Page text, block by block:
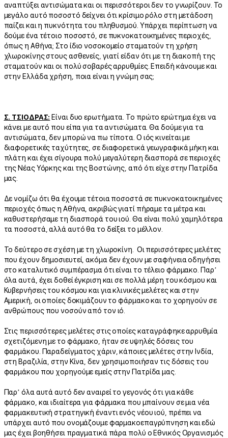
αναπτύξει αντισώματα και οι περισσότεροι δεν το γνωρίζουν. Το
μεγάλο αυτό ποσοστό δείχνει ότι κρίσιμο ρόλο στη μετάδοση
παίζει και η πυκνότητα του πληθυσμού. Υπάρχει περίπτωση να
δούμε ένα τέτοιο ποσοστό, σε πυκνοκατοικημένες περιοχές,
όπως η Αθήνα; Στο ίδιο νοσοκομείο σταματούν τη χρήση
χλωροκίνης στους ασθενείς, γιατί είδαν ότι με τη διακοπή της
σταματούν και οι πολύ σοβαρές αρρυθμίες. Επειδή κάνουμε και
στην Ελλάδα χρήση, ποια είναι η γνώμη σας;
Σ. ΤΣΙΟΔΡΑΣ: Είναι δυο ερωτήματα. Το πρώτο ερώτημα έχει να
κάνει με αυτό που είπα για τα αντισώματα. Θα δούμε για τα
αντισώματα, δεν μπορώ να πω τίποτα. Ο ιός κινείται με
διαφορετικές ταχύτητες, σε διαφορετικά γεωγραφικά μήκη και
πλάτη και έχει σίγουρα πολύ μεγαλύτερη διασπορά σε περιοχές
της Νέας Υόρκης και της Βοστώνης, από ότι είχε στην Πατρίδα
μας.
Δε νομίζω ότι θα έχουμε τέτοια ποσοστά σε πυκνοκατοικημένες
περιοχές όπως η Αθήνα, ακριβώς γιατί πήραμε τα μέτρα και
καθυστερήσαμε τη διασπορά του ιού. Θα είναι πολύ χαμηλότερα
τα ποσοστά, αλλά αυτό θα το δείξει το μέλλον.
Το δεύτερο σε σχέση με τη χλωροκίνη. Οι περισσότερες μελέτες
που έχουν δημοσιευτεί, ακόμα δεν έχουν με σαφήνεια οδηγήσει
στο καταλυτικό συμπέρασμα ότι είναι το τέλειο φάρμακο. Παρ’
όλα αυτά, έχει δοθεί έγκριση και σε πολλά μέρη του κόσμου και
Κυβερνήσεις του κόσμου και για κλινικές μελέτες και στην
Αμερική, οι οποίες δοκιμάζουν το φάρμακο και το χορηγούν σε
ανθρώπους που νοσούν από τον ιό.
Στις περισσότερες μελέτες στις οποίες καταγράφηκε αρρυθμία
σχετιζόμενη με το φάρμακο, ήταν σε υψηλές δόσεις του
φαρμάκου. Παραδείγματος χάριν, κάποιες μελέτες στην Ινδία,
στη Βραζιλία, στην Κίνα, δεν χρησιμοποιήσαν τις δόσεις του
φαρμάκου που χορηγούμε εμείς στην Πατρίδα μας.
Παρ’ όλα αυτά αυτό δεν αναιρεί το γεγονός ότι για κάθε
φάρμακο, και ιδιαίτερα για φάρμακα που μπαίνουν σε μια νέα
φαρμακευτική στρατηγική έναντι ενός νέου ιού, πρέπει να
υπάρχει αυτό που ονομάζουμε φαρμακοεπαγρύπνηση και εδώ
μας έχει βοηθήσει πραγματικά πάρα πολύ ο Εθνικός Οργανισμός